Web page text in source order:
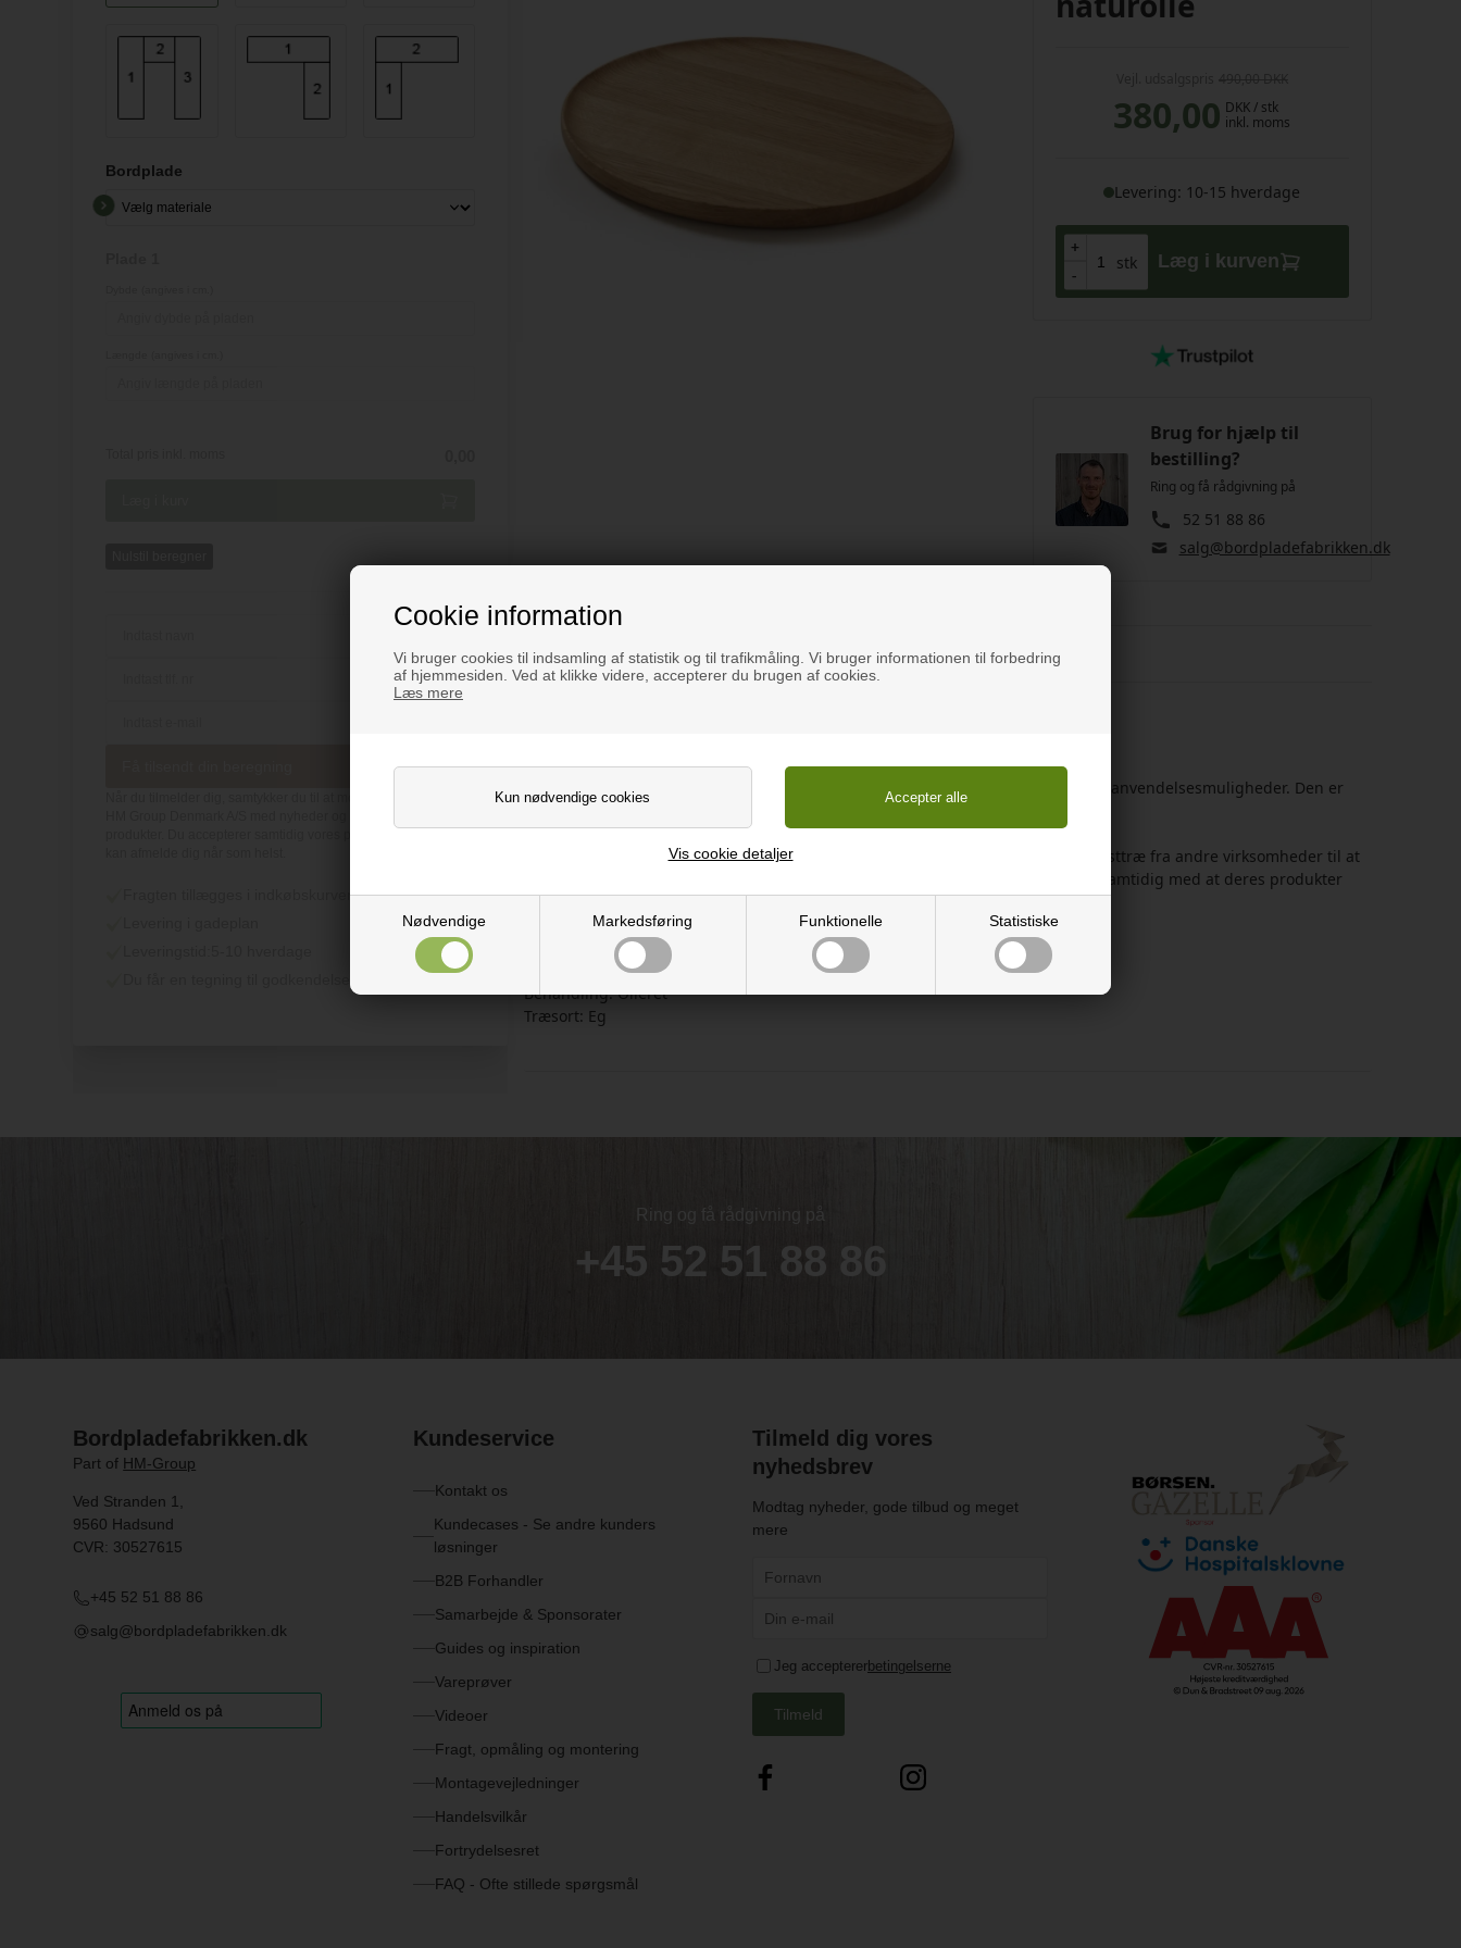
Cookie information
Vi bruger cookies til indsamling af statistik og til trafikmåling. Vi bruger informationen til forbedring
af hjemmesiden. Ved at klikke videre, accepterer du brugen af cookies.
Læs mere
Nødvendige Markedsføring Funktionelle Statistiske
Vis cookie detaljer
Bordplade
Fragten tillægges i indkøbskurven
380,00 DKK/ stk
inkl. moms
Levering: 10-15 hverdage
+
-
stk
+
-
Læg i kurven
Brug for hjælp til
bestilling?
Ring og få rådgivning på
52 51 88 86
salg@bordpladefabrikken.dk
Beskrivelse
Dette serveringsfad har et enkelt og elegant design, hvilket giver den adskillige anvendelsesmuligheder. Den er
velegnet til småting eller lette anretninger med fx. pålæg eller lignende.
Serveringsfadet er produceret af den danske virksomhed Horn, som benytter resttræ fra andre virksomheder til at
producere sine produkter. Herved er Horn med til at minimere ressourcespild, samtidig med at deres produkter
bliver produceret af træ i høj kvalitet.
Mål : Ø300x20mm
Højde: 20mm
Behandling: Olieret
Træsort: Eg
Ring og få rådgivning på
+45 52 51 88 86
Bordpladefabrikken.dk
Part of HM-Group
Ved Stranden 1,
9560 Hadsund
CVR: 30527615
+45 52 51 88 86
salg@bordpladefabrikken.dk
Kundeservice
Kontakt os
Kundecases - Se andre kunders
løsninger
B2B Forhandler
Samarbejde & Sponsorater
Guides og inspiration
Vareprøver
Videoer
Fragt, opmåling og montering
Montagevejledninger
Handelsvilkår
Fortrydelsesret
FAQ - Ofte stillede spørgsmål
Tilmeld dig vores
nyhedsbrev
Modtag nyheder, gode tilbud og meget
mere
Jeg acceptererbetingelserne
Tilmeld